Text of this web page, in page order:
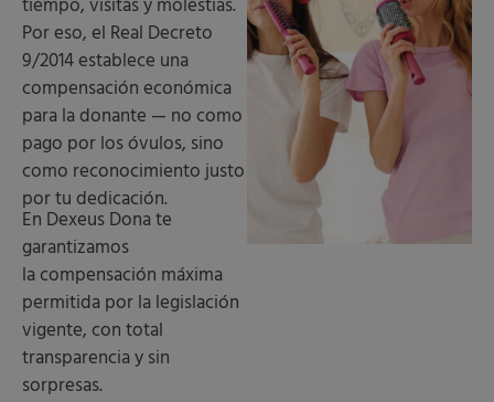
Por eso, el Real Decreto
9/2014 establece una
compensación económica
para la donante — no como
pago por los óvulos, sino
como reconocimiento justo
por tu dedicación.
En Dexeus Dona te
garantizamos
la compensación máxima
permitida por la legislación
vigente, con total
transparencia y sin
sorpresas.